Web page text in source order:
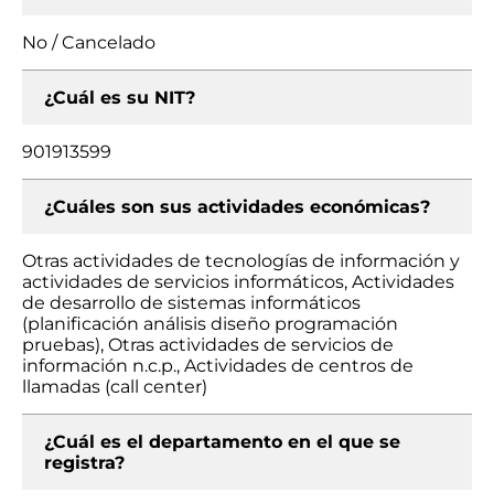
No / Cancelado
¿Cuál es su NIT?
901913599
¿Cuáles son sus actividades económicas?
Otras actividades de tecnologías de información y
actividades de servicios informáticos, Actividades
de desarrollo de sistemas informáticos
(planificación análisis diseño programación
pruebas), Otras actividades de servicios de
información n.c.p., Actividades de centros de
llamadas (call center)
¿Cuál es el departamento en el que se
registra?